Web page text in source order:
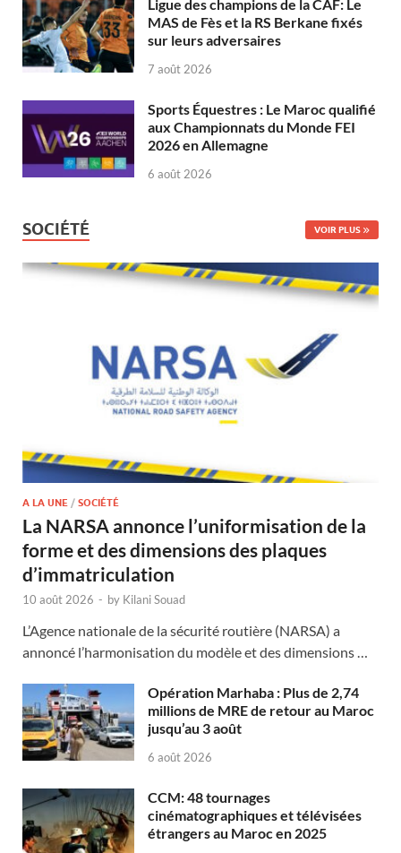
Ligue des champions de la CAF: Le
MAS de Fès et la RS Berkane fixés
sur leurs adversaires
7 août 2026
Sports Équestres : Le Maroc qualifié
aux Championnats du Monde FEI
2026 en Allemagne
6 août 2026
SOCIÉTÉ VOIR PLUS
A LA UNE / SOCIÉTÉ
La NARSA annonce l’uniformisation de la
forme et des dimensions des plaques
d’immatriculation
10 août 2026 - by Kilani Souad
L’Agence nationale de la sécurité routière (NARSA) a
annoncé l’harmonisation du modèle et des dimensions …
Opération Marhaba : Plus de 2,74
millions de MRE de retour au Maroc
jusqu’au 3 août
6 août 2026
CCM: 48 tournages
cinématographiques et télévisées
étrangers au Maroc en 2025